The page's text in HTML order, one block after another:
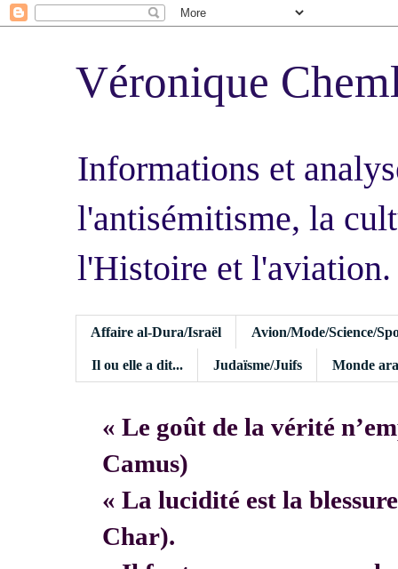
Véronique
Informations et
l'antisémitisme, la
l'Histoire et l'aviation.
Affaire al-Dura/Israël Avion/Mode/Science/
Il ou elle a dit... Judaïsme/Juifs Monde
« Le goût de la vérité
Camus)
« La lucidité est la
Char).